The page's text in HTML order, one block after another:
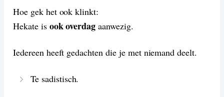
Hoe gek het ook klinkt:
Hekate is ook overdag aanwezig.
Iedereen heeft gedachten die je met niemand deelt.
Te sadistisch.